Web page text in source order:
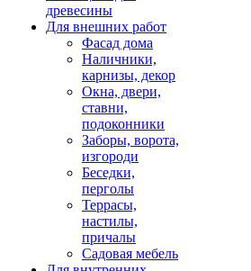
древесины
Для внешних работ
Фасад дома
Наличники,
карнизы, декор
Окна, двери,
ставни,
подоконники
Заборы, ворота,
изгороди
Беседки,
перголы
Террасы,
настилы,
причалы
Садовая мебель